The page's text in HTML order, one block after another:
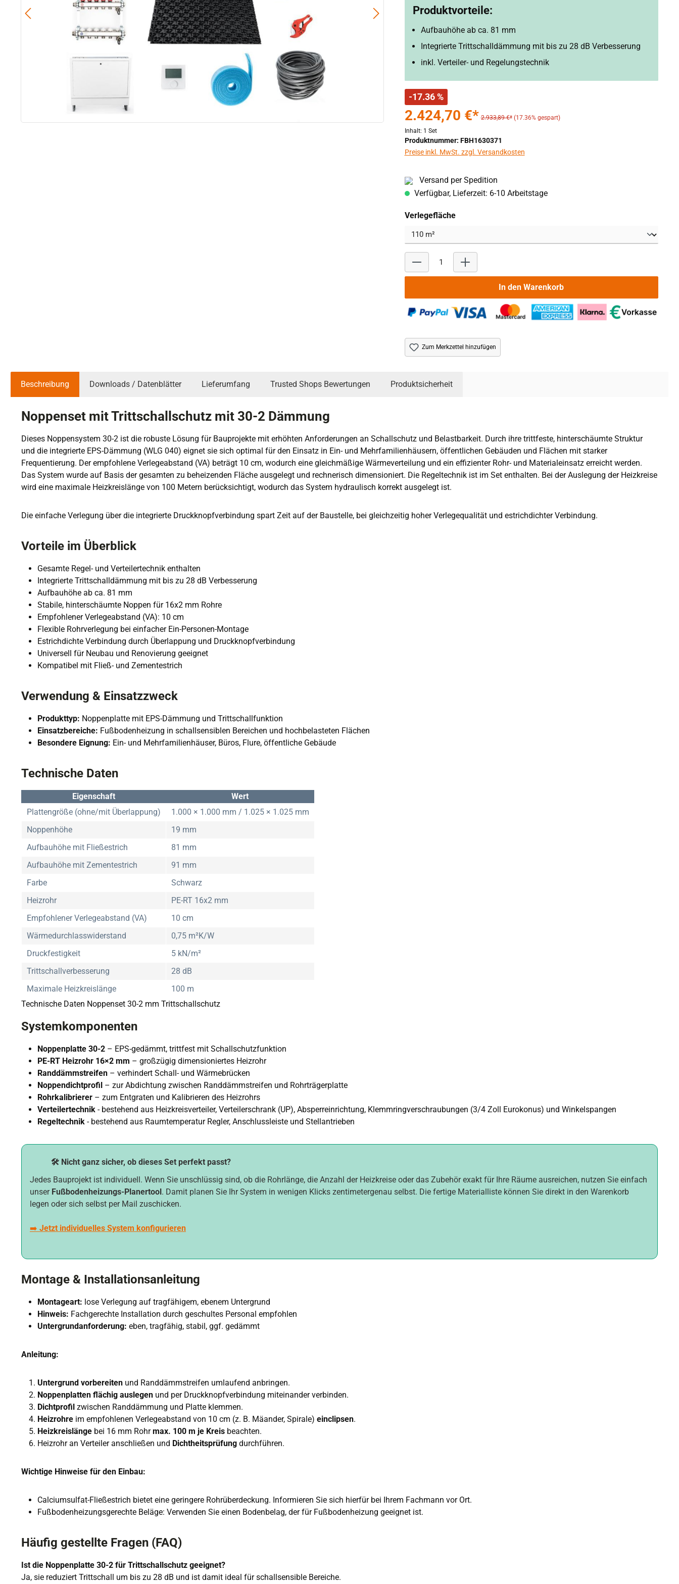
Produktvorteile:
Aufbauhöhe ab ca. 81 mm
Integrierte Trittschalldämmung mit bis zu 28 dB Verbesserung
inkl. Verteiler- und Regelungstechnik
-17.36 %
2.424,70 €* 2.933,89 €* (17.36% gespart)
Inhalt: 1 Set
Produktnummer: FBH1630371
Preise inkl. MwSt. zzgl. Versandkosten
Versand per Spedition
Verfügbar, Lieferzeit: 6-10 Arbeitstage
Verlegeflächeauswählen
In den Warenkorb
Zum Merkzettel hinzufügen
Beschreibung Downloads / Datenblätter Lieferumfang Trusted Shops Bewertungen Produktsicherheit
Noppenset mit Trittschallschutz mit 30-2 Dämmung
Dieses Noppensystem 30-2 ist die robuste Lösung für Bauprojekte mit erhöhten Anforderungen an Schallschutz und Belastbarkeit. Durch ihre trittfeste, hinterschäumte Struktur
und die integrierte EPS-Dämmung (WLG 040) eignet sie sich optimal für den Einsatz in Ein- und Mehrfamilienhäusern, öffentlichen Gebäuden und Flächen mit starker
Frequentierung. Der empfohlene Verlegeabstand (VA) beträgt 10 cm, wodurch eine gleichmäßige Wärmeverteilung und ein effizienter Rohr- und Materialeinsatz erreicht werden.
Das System wurde auf Basis der gesamten zu beheizenden Fläche ausgelegt und rechnerisch dimensioniert. Die Regeltechnik ist im Set enthalten. Bei der Auslegung der Heizkreise
wird eine maximale Heizkreislänge von 100 Metern berücksichtigt, wodurch das System hydraulisch korrekt ausgelegt ist.
Die einfache Verlegung über die integrierte Druckknopfverbindung spart Zeit auf der Baustelle, bei gleichzeitig hoher Verlegequalität und estrichdichter Verbindung.
Vorteile im Überblick
Gesamte Regel- und Verteilertechnik enthalten
Integrierte Trittschalldämmung mit bis zu 28 dB Verbesserung
Aufbauhöhe ab ca. 81 mm
Stabile, hinterschäumte Noppen für 16x2 mm Rohre
Empfohlener Verlegeabstand (VA): 10 cm
Flexible Rohrverlegung bei einfacher Ein-Personen-Montage
Estrichdichte Verbindung durch Überlappung und Druckknopfverbindung
Universell für Neubau und Renovierung geeignet
Kompatibel mit Fließ- und Zementestrich
Verwendung & Einsatzzweck
Produkttyp: Noppenplatte mit EPS-Dämmung und Trittschallfunktion
Einsatzbereiche: Fußbodenheizung in schallsensiblen Bereichen und hochbelasteten Flächen
Besondere Eignung: Ein- und Mehrfamilienhäuser, Büros, Flure, öffentliche Gebäude
Technische Daten
Eigenschaft
Wert
Plattengröße (ohne/mit Überlappung)
1.000 × 1.000 mm / 1.025 × 1.025 mm
Noppenhöhe
19 mm
Aufbauhöhe mit Fließestrich
81 mm
Aufbauhöhe mit Zementestrich
91 mm
Farbe
Schwarz
Heizrohr
PE-RT 16x2 mm
Empfohlener Verlegeabstand (VA)
10 cm
Wärmedurchlasswiderstand
0,75 m²K/W
Druckfestigkeit
5 kN/m²
Trittschallverbesserung
28 dB
Maximale Heizkreislänge
100 m
Technische Daten Noppenset 30-2 mm Trittschallschutz
Systemkomponenten
Noppenplatte 30-2 – EPS-gedämmt, trittfest mit Schallschutzfunktion
PE-RT Heizrohr 16×2 mm – großzügig dimensioniertes Heizrohr
Randdämmstreifen – verhindert Schall- und Wärmebrücken
Noppendichtprofil – zur Abdichtung zwischen Randdämmstreifen und Rohrträgerplatte
Rohrkalibrierer – zum Entgraten und Kalibrieren des Heizrohrs
Verteilertechnik - bestehend aus Heizkreisverteiler, Verteilerschrank (UP), Absperreinrichtung, Klemmringverschraubungen (3/4 Zoll Eurokonus) und Winkelspangen
Regeltechnik - bestehend aus Raumtemperatur Regler, Anschlussleiste und Stellantrieben
🛠️ Nicht ganz sicher, ob dieses Set perfekt passt?
Jedes Bauprojekt ist individuell. Wenn Sie unschlüssig sind, ob die Rohrlänge, die Anzahl der Heizkreise oder das Zubehör exakt für Ihre Räume ausreichen, nutzen Sie einfach
unser Fußbodenheizungs-Planertool. Damit planen Sie Ihr System in wenigen Klicks zentimetergenau selbst. Die fertige Materialliste können Sie direkt in den Warenkorb
legen oder sich selbst per Mail zuschicken.
➡️ Jetzt individuelles System konfigurieren
Montage & Installationsanleitung
Montageart: lose Verlegung auf tragfähigem, ebenem Untergrund
Hinweis: Fachgerechte Installation durch geschultes Personal empfohlen
Untergrundanforderung: eben, tragfähig, stabil, ggf. gedämmt
Anleitung:
Untergrund vorbereiten und Randdämmstreifen umlaufend anbringen.
Noppenplatten flächig auslegen und per Druckknopfverbindung miteinander verbinden.
Dichtprofil zwischen Randdämmung und Platte klemmen.
Heizrohre im empfohlenen Verlegeabstand von 10 cm (z. B. Mäander, Spirale) einclipsen.
Heizkreislänge bei 16 mm Rohrmax. 100 m je Kreis beachten.
Heizrohr an Verteiler anschließen und Dichtheitsprüfung durchführen.
Wichtige Hinweise für den Einbau:
Calciumsulfat-Fließestrich bietet eine geringere Rohrüberdeckung. Informieren Sie sich hierfür bei Ihrem Fachmann vor Ort.
Fußbodenheizungsgerechte Beläge: Verwenden Sie einen Bodenbelag, der für Fußbodenheizung geeignet ist.
Häufig gestellte Fragen (FAQ)
Ist die Noppenplatte 30-2 für Trittschallschutz geeignet?
Ja, sie reduziert Trittschall um bis zu 28 dB und ist damit ideal für schallsensible Bereiche.